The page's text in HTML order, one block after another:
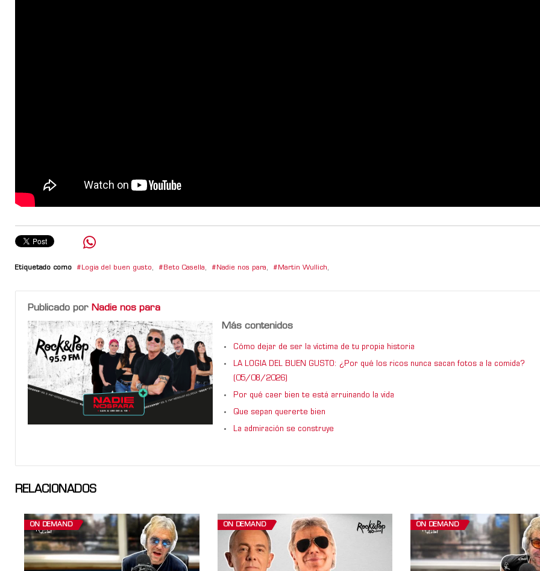
Etiquetado como Logia del buen gusto, Beto Casella, Nadie nos para, Martin Wullich,
Publicado por Nadie nos para
Más contenidos
Cómo dejar de ser la víctima de tu propia historia
LA LOGIA DEL BUEN GUSTO: ¿Por qué los ricos nunca sacan fotos a la comida?
(05/08/2026)
Por qué caer bien te está arruinando la vida
Que sepan quererte bien
La admiración se construye
RELACIONADOS
ON DEMAND ON DEMAND ON DEMAND